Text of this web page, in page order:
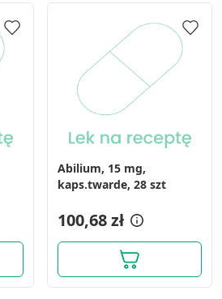
Abilium, 15 mg,
kaps.twarde, 28 szt
100,68 zł